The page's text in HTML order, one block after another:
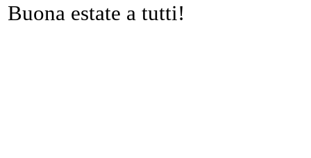
Buona estate a tutti!